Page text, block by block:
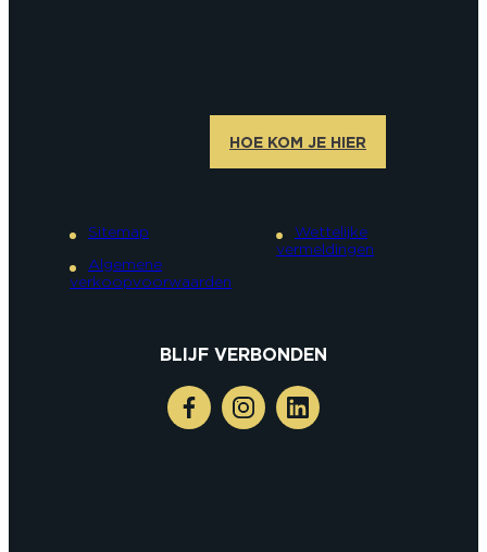
HOE KOM JE HIER
Sitemap
Algemene
verkoopvoorwaarden
Wettelijke
vermeldingen
BLIJF VERBONDEN